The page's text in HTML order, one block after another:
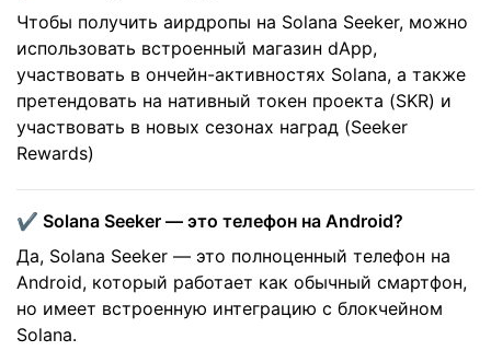
Чтобы получить аирдропы на Solana Seeker, можно
использовать встроенный магазин dApp,
участвовать в ончейн-активностях Solana, а также
претендовать на нативный токен проекта (SKR) и
участвовать в новых сезонах наград (Seeker
Rewards)
✔️ Solana Seeker — это телефон на Android?
Да, Solana Seeker — это полноценный телефон на
Android, который работает как обычный смартфон,
но имеет встроенную интеграцию с блокчейном
Solana.